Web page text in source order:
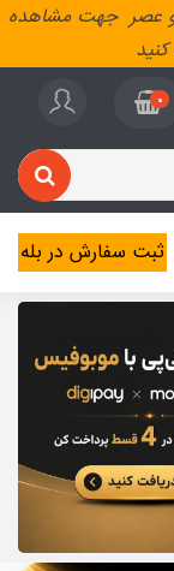
و عصر جهت مشاهده
0
ثبت سفارش در بله